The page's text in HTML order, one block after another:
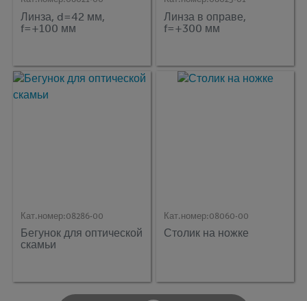
Линза, d=42 мм,
f=+100 мм
Линза в оправе,
f=+300 мм
Кат.номер:08286-00
Бегунок для оптической
скамьи
Кат.номер:08060-00
Столик на ножке